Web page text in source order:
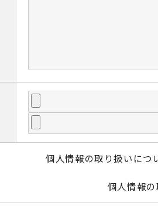
個人情報の取り扱いにつ
個人情報